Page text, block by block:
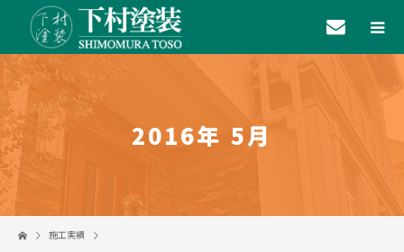
2016年 5月
施工実績